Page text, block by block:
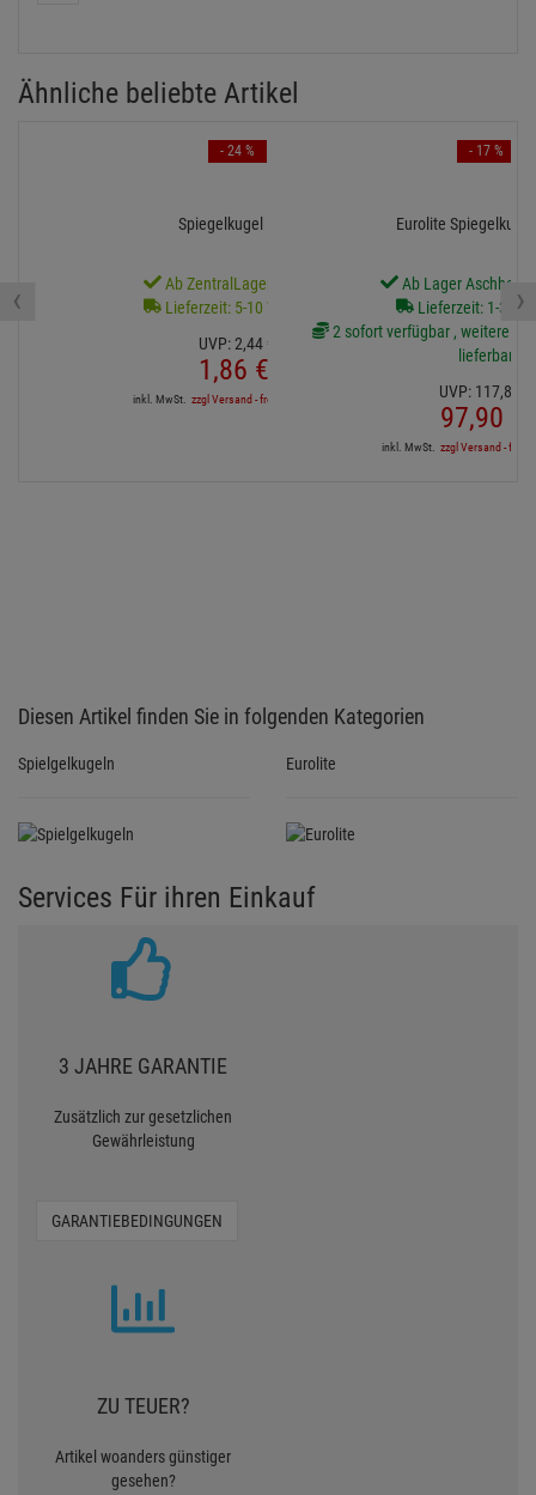
Ähnliche beliebte Artikel
Spiegelkugel 5cm
Ab ZentralLager lieferbar
Lieferzeit: 5-10 Werktage
UVP:2,44 €
1,86 €
inkl. MwSt. zzgl Versand - frei ab 90,-€ in DE
- 24 %
Eurolite
Ab Lager
Lieferzeit: 1-3
2 sofort verfügbar , weitere
lieferbar
UVP: 117,81
97,90
inkl. MwSt. zzgl Versand - frei
- 17 %
‹ ›
Diesen Artikel finden Sie in folgenden Kategorien
Spielgelkugeln Eurolite
Services Für ihren Einkauf
3 JAHRE GARANTIE
Zusätzlich zur gesetzlichen
Gewährleistung
GARANTIEBEDINGUNGEN
ZU TEUER?
Artikel woanders günstiger
gesehen?